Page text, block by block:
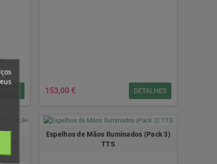
153,00 € DETALHES
Espelhos de Mãos Iluminados (Pack 3)
TTS